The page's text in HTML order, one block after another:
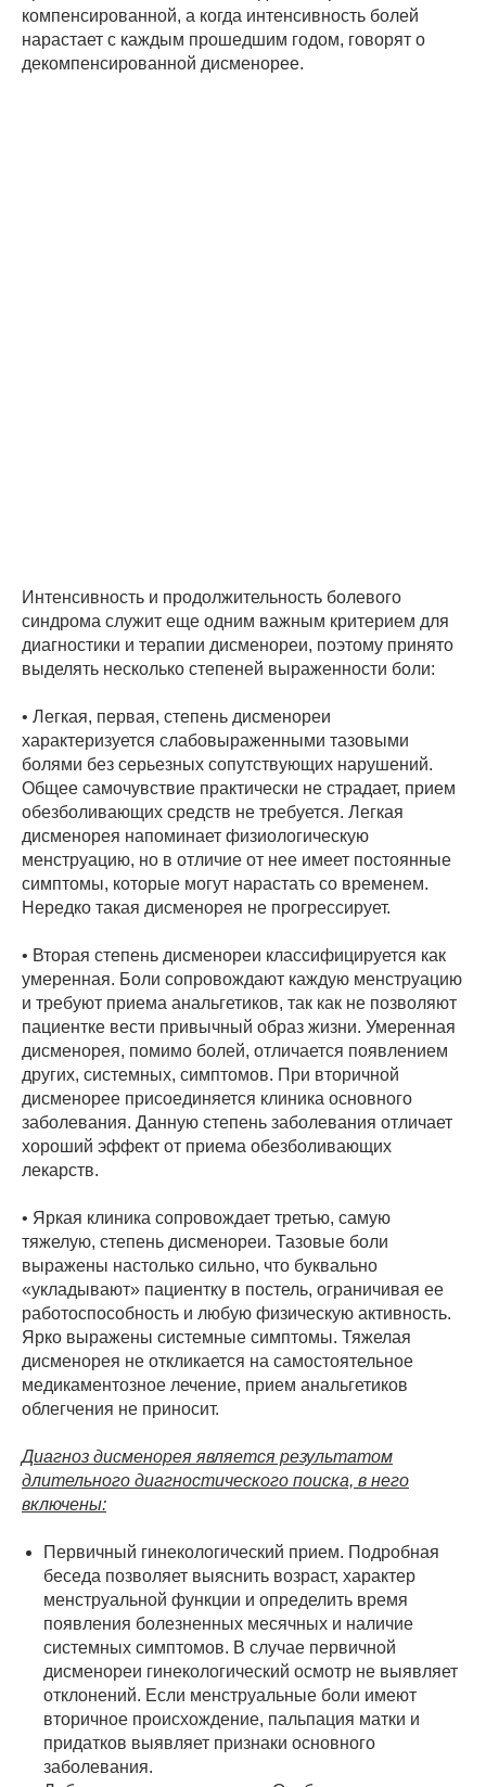
компенсированной, а когда интенсивность болей
нарастает с каждым прошедшим годом, говорят о
декомпенсированной дисменорее.
Интенсивность и продолжительность болевого
синдрома служит еще одним важным критерием для
диагностики и терапии дисменореи, поэтому принято
выделять несколько степеней выраженности боли:
• Легкая, первая, степень дисменореи
характеризуется слабовыраженными тазовыми
болями без серьезных сопутствующих нарушений.
Общее самочувствие практически не страдает, прием
обезболивающих средств не требуется. Легкая
дисменорея напоминает физиологическую
менструацию, но в отличие от нее имеет постоянные
симптомы, которые могут нарастать со временем.
Нередко такая дисменорея не прогрессирует.
• Вторая степень дисменореи классифицируется как
умеренная. Боли сопровождают каждую менструацию
и требуют приема анальгетиков, так как не позволяют
пациентке вести привычный образ жизни. Умеренная
дисменорея, помимо болей, отличается появлением
других, системных, симптомов. При вторичной
дисменорее присоединяется клиника основного
заболевания. Данную степень заболевания отличает
хороший эффект от приема обезболивающих
лекарств.
• Яркая клиника сопровождает третью, самую
тяжелую, степень дисменореи. Тазовые боли
выражены настолько сильно, что буквально
«укладывают» пациентку в постель, ограничивая ее
работоспособность и любую физическую активность.
Ярко выражены системные симптомы. Тяжелая
дисменорея не откликается на самостоятельное
медикаментозное лечение, прием анальгетиков
облегчения не приносит.
Диагноз дисменорея является результатом
длительного диагностического поиска, в него
включены:
Первичный гинекологический прием. Подробная
беседа позволяет выяснить возраст, характер
менструальной функции и определить время
появления болезненных месячных и наличие
системных симптомов. В случае первичной
дисменореи гинекологический осмотр не выявляет
отклонений. Если менструальные боли имеют
вторичное происхождение, пальпация матки и
придатков выявляет признаки основного
заболевания.